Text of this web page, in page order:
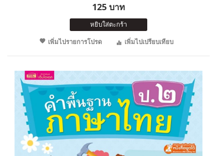
125 บาท
หยิบใส่ตะกร้า
เพิ่มไปรายการโปรด
เพิ่มไปเปรียบเทียบ